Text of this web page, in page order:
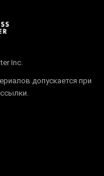
Inc.
допускается при